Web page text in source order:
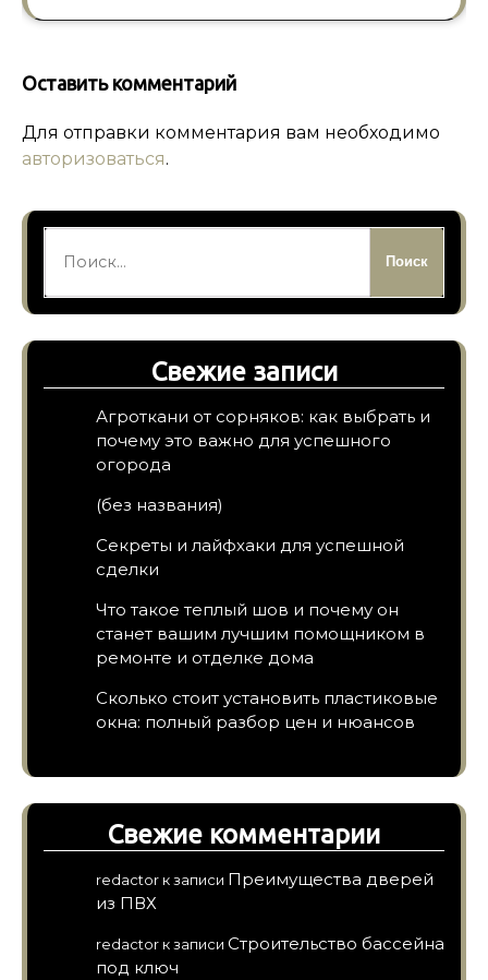
Оставить комментарий
Для отправки комментария вам необходимо
авторизоваться.
Свежие записи
Агроткани от сорняков: как выбрать и
почему это важно для успешного
огорода
(без названия)
Секреты и лайфхаки для успешной
сделки
Что такое теплый шов и почему он
станет вашим лучшим помощником в
ремонте и отделке дома
Сколько стоит установить пластиковые
окна: полный разбор цен и нюансов
Свежие комментарии
redactor к записи Преимущества дверей
из ПВХ
redactor к записи Строительство бассейна
под ключ